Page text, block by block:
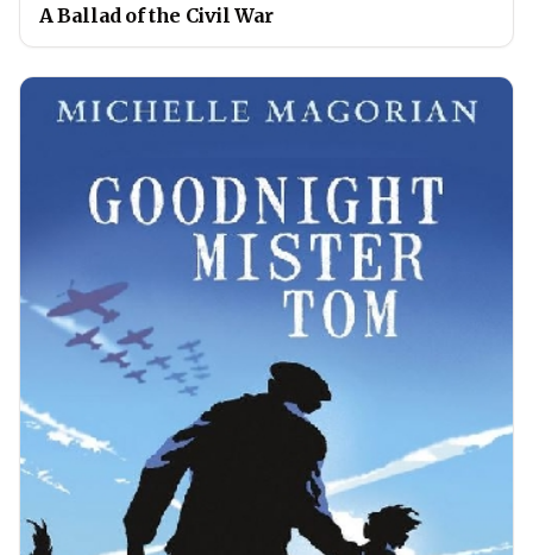
A Ballad of the Civil War